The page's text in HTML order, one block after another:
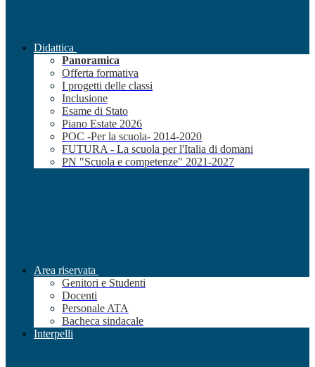
Didattica
Panoramica
Offerta formativa
I progetti delle classi
Inclusione
Esame di Stato
Piano Estate 2026
POC -Per la scuola- 2014-2020
FUTURA - La scuola per l'Italia di domani
PN "Scuola e competenze" 2021-2027
Area riservata
Genitori e Studenti
Docenti
Personale ATA
Bacheca sindacale
Interpelli